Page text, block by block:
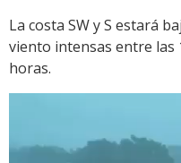
La costa SW y S estará
viento intensas entre las
horas.
vídeo